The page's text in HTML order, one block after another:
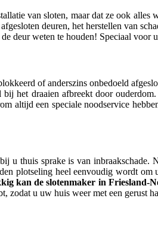
van sloten, maar dat ze ook
deuren, het herstellen van
deur weten te houden! Speciaal voor
of anderszins onbedoeld
het draaien afbreekt door
altijd een speciale noodservice
thuis sprake is van
plotseling heel eenvoudig wordt
kan de slotenmaker in Friesland-
zodat u uw huis weer met een gerust